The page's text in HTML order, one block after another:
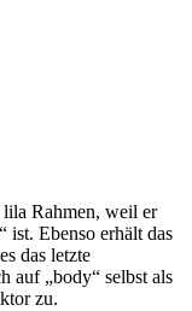
Rahmen, weil er
ist. Ebenso erhält das
das letzte
auf „body“ selbst als
zu.